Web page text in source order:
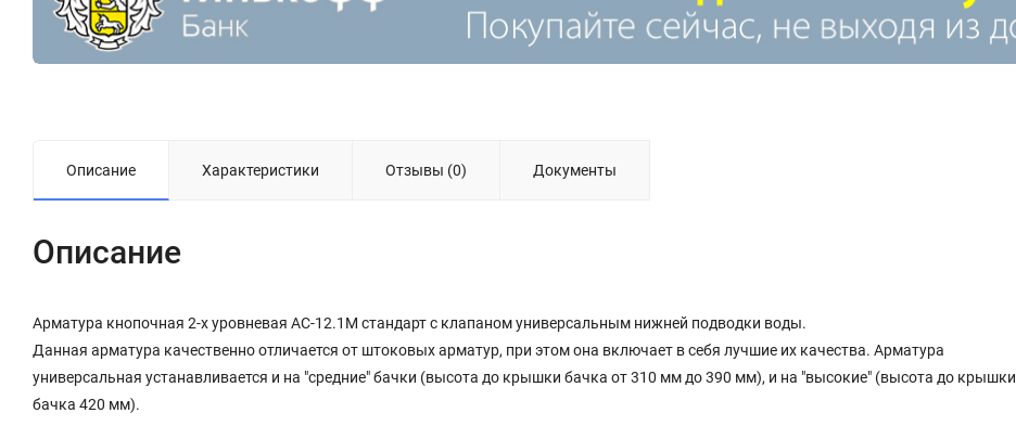
Описание Характеристики Отзывы (0) Документы
Описание
Арматура кнопочная 2-х уровневая АС-12.1M стандарт с клапаном универсальным нижней подводки воды.
Данная арматура качественно отличается от штоковых арматур, при этом она включает в себя лучшие их качества. Арматура
универсальная устанавливается и на "средние" бачки (высота до крышки бачка от 310 мм до 390 мм), и на "высокие" (высота до крышки
бачка 420 мм).